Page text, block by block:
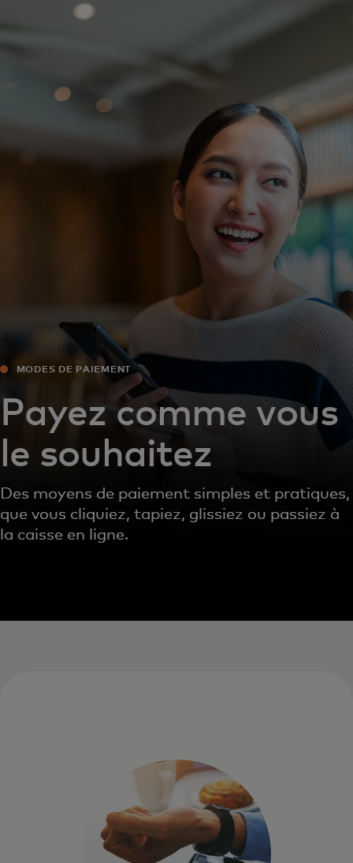
Pour vous
Pour les professionnels
Pour les innovateurs
Actualités et tendances
MODES DE PAIEMENT
Payez comme vous
le souhaitez
Des moyens de paiement simples et pratiques,
que vous cliquiez, tapiez, glissiez ou passiez à
la caisse en ligne.